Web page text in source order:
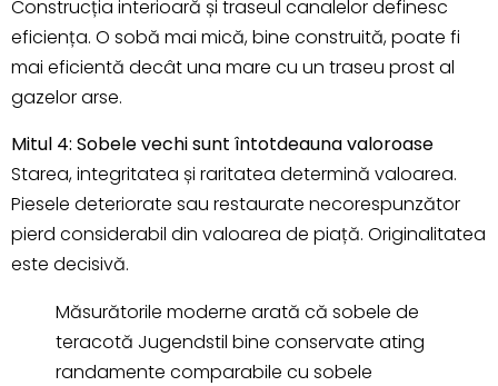
Construcția interioară și traseul canalelor definesc
eficiența. O sobă mai mică, bine construită, poate fi
mai eficientă decât una mare cu un traseu prost al
gazelor arse.
Mitul 4: Sobele vechi sunt întotdeauna valoroase
Starea, integritatea și raritatea determină valoarea.
Piesele deteriorate sau restaurate necorespunzător
pierd considerabil din valoarea de piață. Originalitatea
este decisivă.
Măsurătorile moderne arată că sobele de
teracotă Jugendstil bine conservate ating
randamente comparabile cu sobele